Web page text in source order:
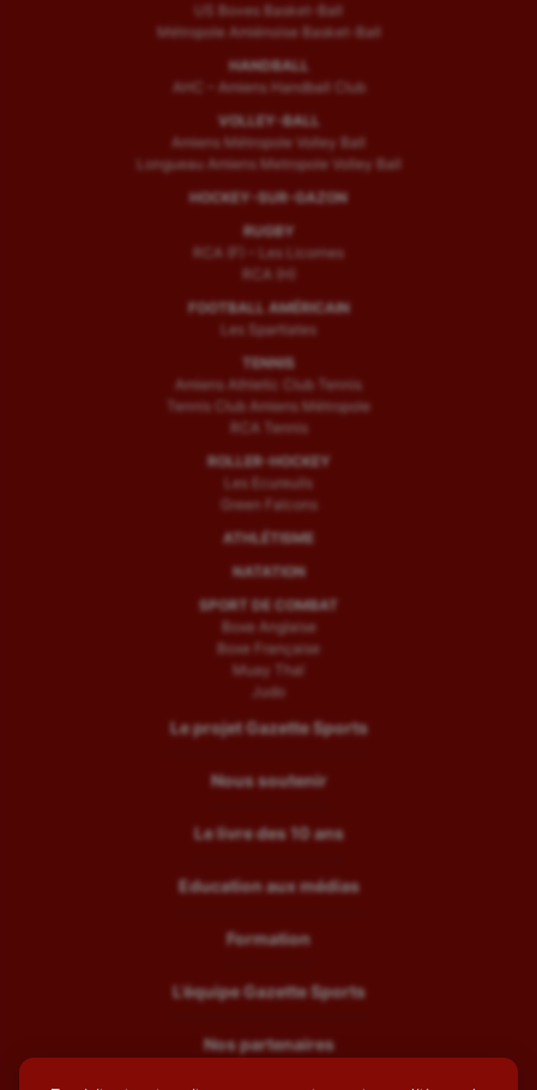
US Boves Basket-Ball
Métropole Amiénoise Basket-Ball
HANDBALL
AHC – Amiens Handball Club
VOLLEY-BALL
Amiens Métropole Volley Ball
Longueau Amiens Metropole Volley Ball
HOCKEY-SUR-GAZON
RUGBY
RCA (F) – Les Licornes
RCA (H)
FOOTBALL AMÉRICAIN
Les Spartiates
TENNIS
Amiens Athletic Club Tennis
Tennis Club Amiens Métropole
RCA Tennis
ROLLER-HOCKEY
Les Ecureuils
Green Falcons
ATHLÉTISME
NATATION
SPORT DE COMBAT
Boxe Anglaise
Boxe Française
Muay Thaï
Judo
Le projet Gazette Sports
Nous soutenir
Le livre des 10 ans
Education aux médias
Formation
L’équipe Gazette Sports
Nos partenaires